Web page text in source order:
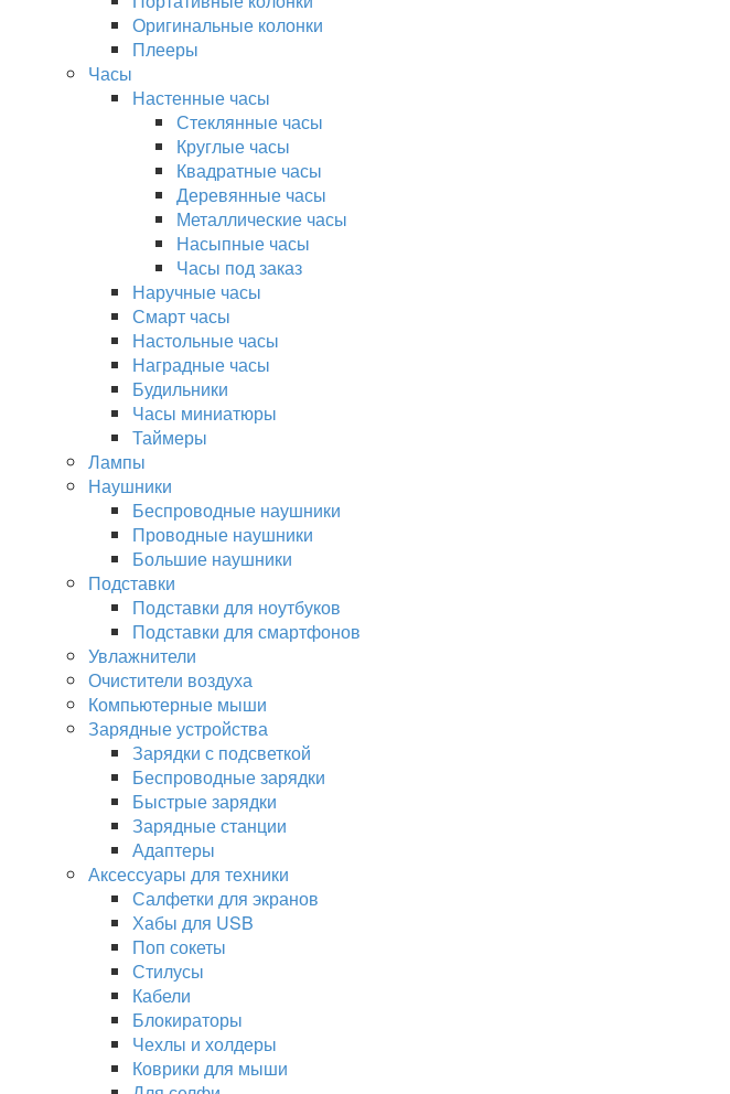
Оригинальные колонки
Плееры
Часы
Настенные часы
Стеклянные часы
Круглые часы
Квадратные часы
Деревянные часы
Металлические часы
Насыпные часы
Часы под заказ
Наручные часы
Смарт часы
Настольные часы
Наградные часы
Будильники
Часы миниатюры
Таймеры
Лампы
Наушники
Беспроводные наушники
Проводные наушники
Большие наушники
Подставки
Подставки для ноутбуков
Подставки для смартфонов
Увлажнители
Очистители воздуха
Компьютерные мыши
Зарядные устройства
Зарядки с подсветкой
Беспроводные зарядки
Быстрые зарядки
Зарядные станции
Адаптеры
Аксессуары для техники
Салфетки для экранов
Хабы для USB
Поп сокеты
Стилусы
Кабели
Блокираторы
Чехлы и холдеры
Коврики для мыши